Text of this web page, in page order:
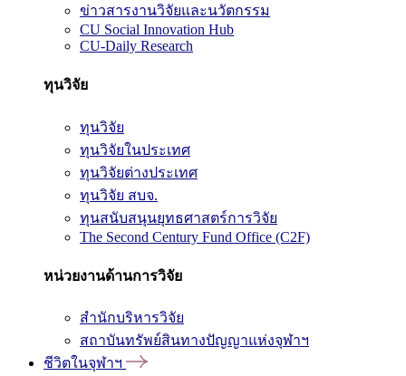
ข่าวสารงานวิจัยและนวัตกรรม
CU Social Innovation Hub
CU-Daily Research
ทุนวิจัย
ทุนวิจัย
ทุนวิจัยในประเทศ
ทุนวิจัยต่างประเทศ
ทุนวิจัย สบจ.
ทุนสนับสนุนยุทธศาสตร์การวิจัย
The Second Century Fund Office (C2F)
หน่วยงานด้านการวิจัย
สำนักบริหารวิจัย
สถาบันทรัพย์สินทางปัญญาแห่งจุฬาฯ
ชีวิตในจุฬาฯ